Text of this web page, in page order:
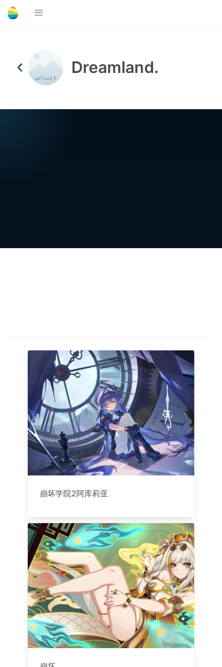
Dreamland.
崩坏学院2阿库莉亚